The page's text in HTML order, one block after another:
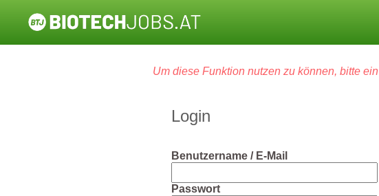
Um diese Funktion nutzen zu können, bitte ein
Login
Benutzername / E-Mail
Passwort